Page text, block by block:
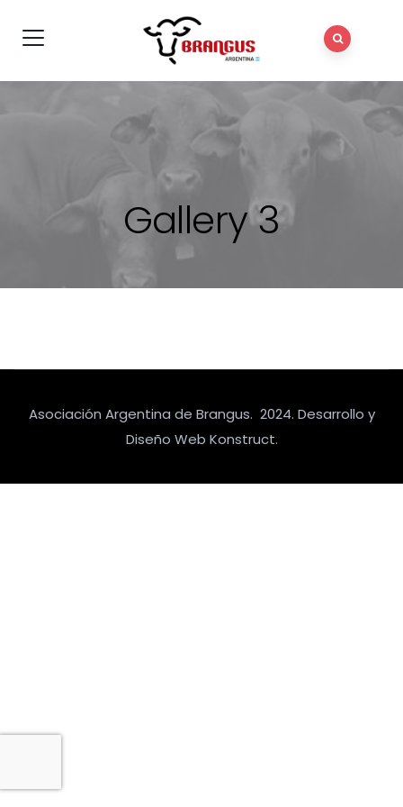
Gallery 3
Asociación Argentina de Brangus. 2024. Desarrollo y
Diseño Web Konstruct.